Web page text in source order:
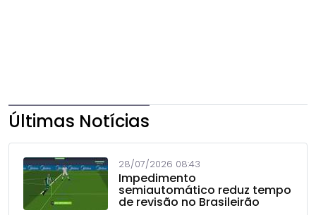
Últimas Notícias
28/07/2026 08:43
Impedimento
semiautomático reduz tempo
de revisão no Brasileirão